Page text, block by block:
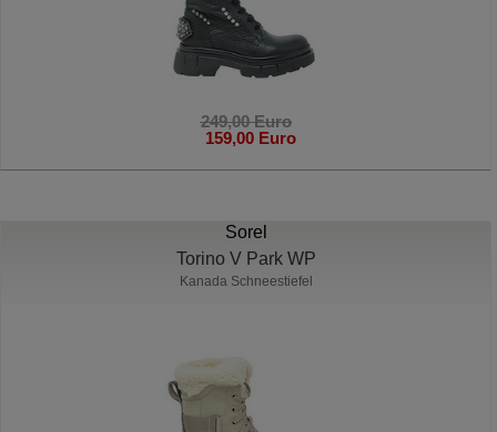
249,00 Euro
159,00 Euro
Sorel
Torino V Park WP
Kanada Schneestiefel